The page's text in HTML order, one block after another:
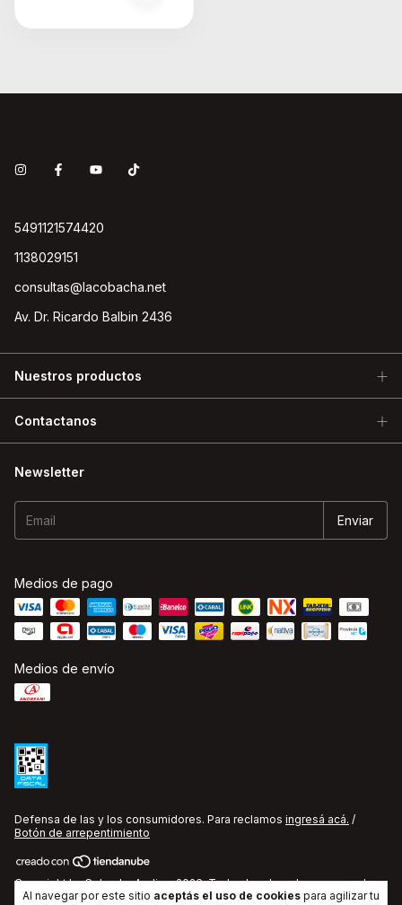
Al navegar por este sitio aceptás el uso de cookies para agilizar tu
5491121574420
1138029151
consultas@lacobacha.net
Av. Dr. Ricardo Balbin 2436
Nuestros productos
Contactanos
Newsletter
Medios de pago
Medios de envío
Defensa de las y los consumidores. Para reclamos ingresá acá. /
Botón de arrepentimiento
Copyright La Cobacha Audio - 2026. Todos los derechos reservados.